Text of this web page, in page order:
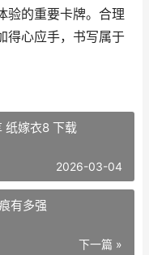
验的重要卡牌。合理
得心应手，书写属于
纸嫁衣8 下载
2026-03-04
有多强
下一篇 »